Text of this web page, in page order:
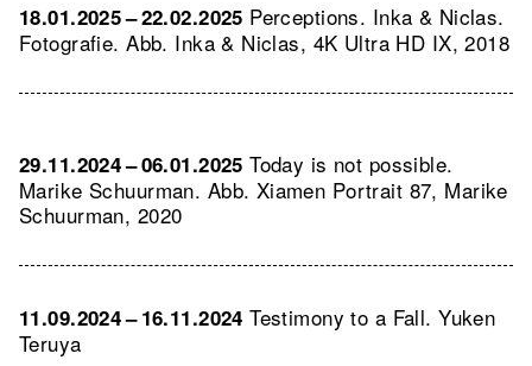
18.01.2025 – 22.02.2025 Perceptions. Inka & Niclas.
Fotografie.Abb. Inka & Niclas, 4K Ultra HD IX, 2018
29.11.2024 – 06.01.2025Today is not possible.
Marike Schuurman. Abb. Xiamen Portrait 87, Marike
Schuurman, 2020
11.09.2024 – 16.11.2024Testimony to a Fall. Yuken
Teruya